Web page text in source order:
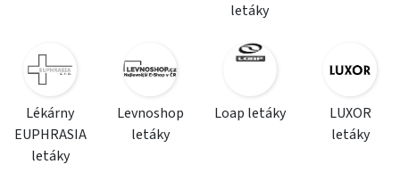
letáky
Lékárny
EUPHRASIA
letáky
Levnoshop
letáky
Loap letáky
LUXOR
letáky